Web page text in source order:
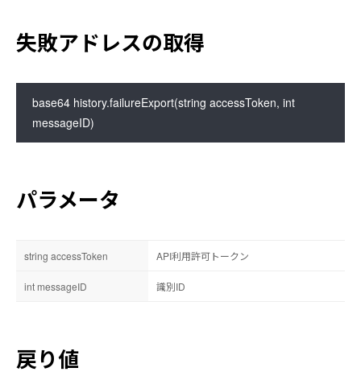
失敗アドレスの取得
base64 history.failureExport(string accessToken, int
messageID)
パラメータ
string accessToken API利用許可トークン
int messageID 識別ID
戻り値